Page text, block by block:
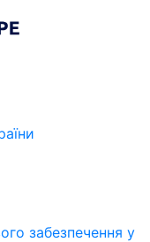
забезпечення у